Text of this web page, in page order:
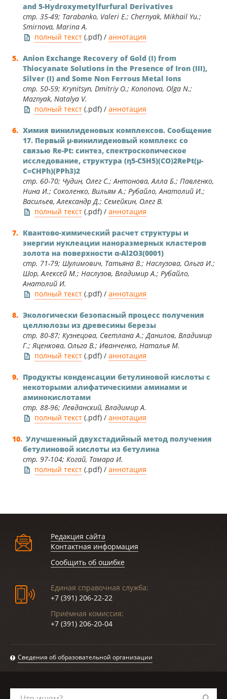
and 5-Hydroxymetylfurfural Derivatives
стр. 35-49; Tarabanko, Valeri E.; Chernyak, Mikhail Yu.;
Smirnova, Marina A.
полный текст (.pdf) / аннотация
Anion Exchange Recovery of Gold (I) from
Thiocyanate Solutions in the Presence of Iron (III),
Silver (I) and Some Non Ferrous Metal Ions
стр. 50-59; Krynitsyn, Dmitriy O.; Kononova, Olga N.;
Maznyak, Natalya V.
полный текст (.pdf) / аннотация
Химия винилиденовых комплексов. Сообщение
17. Первый μ-винилиденовый комплекс со
связью Re-Pt: синтез, спектроскопическое
исследование, структура (η5-C5H5)(CO)2RePt(μ-
C=CHPh)(PPh3)2
стр. 60-70; Чудин, Олег С.; Антонова, Алла Б.; Павленко,
Нина И.; Соколенко, Вильям А.; Рубайло, Анатолий И.;
Васильев, Александр Д.; Семейкин, Олег В.
полный текст (.pdf) / аннотация
Квантово-химический расчет структуры и
энергии нуклеации наноразмерных кластеров
золота на поверхности α-Al2O3(0001)
стр. 71-79; Шулимович, Татьяна В.; Наслузова, Ольга И.;
Шор, Алексей М.; Наслузов, Владимир А.; Рубайло,
Анатолий И.
полный текст (.pdf) / аннотация
Экологически безопасный процесс получения
целлюлозы из древесины березы
стр. 80-87; Кузнецова, Светлана А.; Данилов, Владимир
Г.; Яценкова, Ольга В.; Иванченко, Наталья М.
полный текст (.pdf) / аннотация
Продукты конденсации бетулиновой кислоты с
некоторыми алифатическими аминами и
аминокислотами
стр. 88-96; Левданский, Владимир А.
полный текст (.pdf) / аннотация
Улучшенный двухстадийный метод получения
бетулиновой кислоты из бетулина
стр. 97-104; Когай, Тамара И.
полный текст (.pdf) / аннотация
Редакция сайта
Контактная информация
Сообщить об ошибке
Единая справочная служба:
+7 (391) 206-22-22
Приёмная комиссия:
+7 (391) 206-20-04
Сведения об образовательной организации